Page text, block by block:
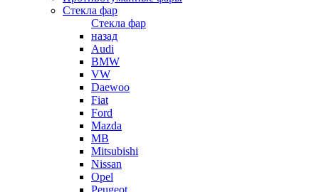
Стекла фар
Стекла фар
назад
Audi
BMW
VW
Daewoo
Fiat
Ford
Mazda
MB
Mitsubishi
Nissan
Opel
Peugeot